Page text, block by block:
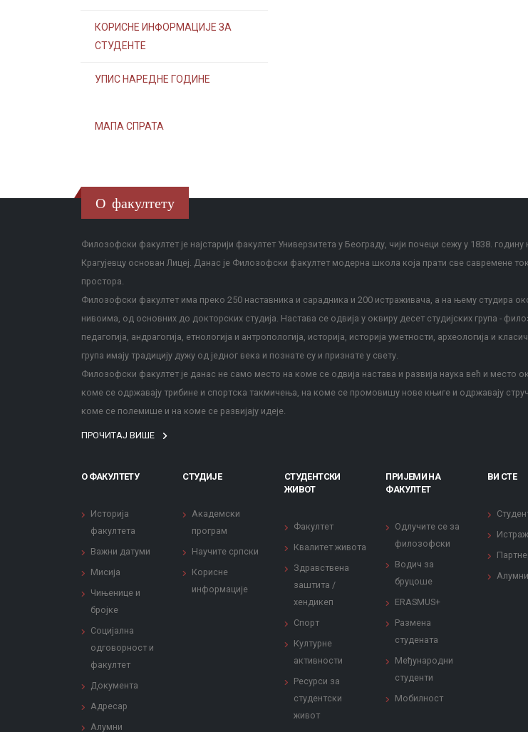
КОРИСНЕ ИНФОРМАЦИЈЕ ЗА
СТУДЕНТЕ
УПИС НАРЕДНЕ ГОДИНЕ
МАПА СПРАТА
О факултету
Филозофски факултет је најстарији факултет Универзитета у Београду, чији почеци сежу у 1838.
Крагујевцу основан Лицеј. Данас је Филозофски факултет модерна школа која прати све савремене
простора.
Филозофски факултет има преко 250 наставника и сарадника и 200 истраживача, а на њему студира
нивоима, од основних до докторских студија. Настава се одвија у оквиру десет студијских група -
педагогија, андрагогија, етнологија и антропологија, историја, историја уметности, археологија и
група имају традицију дужу од једног века и познате су и признате у свету.
Филозофски факултет је данас не само место на коме се одвија настава и развија наука већ и место
коме се одржавају трибине и спортска такмичења, на коме се промовишу нове књиге и одржавају
коме се полемише и на коме се развијају идеје.
ПРОЧИТАЈ ВИШЕ
О ФАКУЛТЕТУ
Историја
факултета
Важни датуми
Мисија
Чињенице и
бројке
Социјална
одговорност и
факултет
Документа
Адресар
Алумни
СТУДИЈЕ
Академски
програм
Научите српски
Корисне
информације
СТУДЕНТСКИ
ЖИВОТ
Факултет
Квалитет живота
Здравствена
заштита /
хендикеп
Спорт
Културне
активности
Ресурси за
студентски
живот
ПРИЈЕМИ НА
ФАКУЛТЕТ
Одлучите се за
филозофски
Водич за
бруцоше
ERASMUS+
Размена
студената
Међународни
студенти
Мобилност
ВИ СТЕ
Алумни